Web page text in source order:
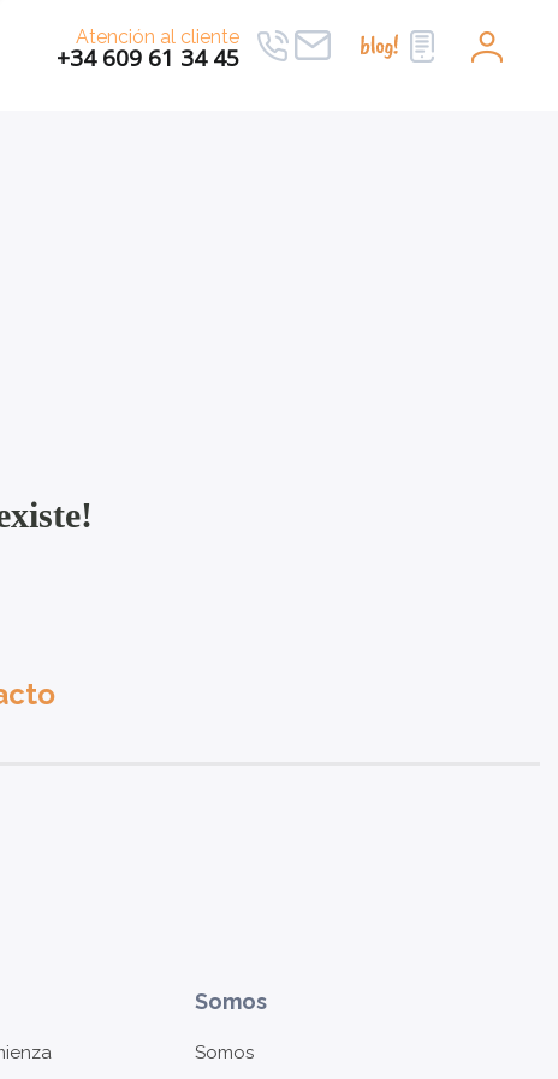
Atención al cliente
+34 609 61 34 45
Somos
Somos